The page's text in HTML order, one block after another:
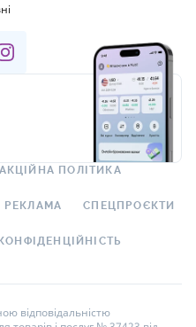
ПОЛІТИКА
РЕКЛАМА СПЕЦПРОЄКТИ
відповідальністю